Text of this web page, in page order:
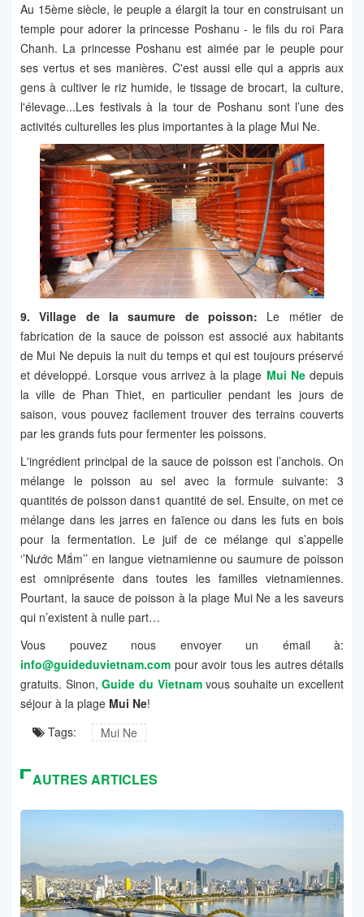
Au 15ème siècle, le peuple a élargit la tour en construisant un
temple pour adorer la princesse Poshanu - le fils du roi Para
Chanh. La princesse Poshanu est aimée par le peuple pour
ses vertus et ses manières. C'est aussi elle qui a appris aux
gens à cultiver le riz humide, le tissage de brocart, la culture,
l'élevage...Les festivals à la tour de Poshanu sont l’une des
activités culturelles les plus importantes à la plage Mui Ne.
9. Village de la saumure de poisson: Le métier de
fabrication de la sauce de poisson est associé aux habitants
de Mui Ne depuis la nuit du temps et qui est toujours préservé
et développé. Lorsque vous arrivez à la plage Mui Nedepuis
la ville de Phan Thiet, en particulier pendant les jours de
saison, vous pouvez facilement trouver des terrains couverts
par les grands futs pour fermenter les poissons.
L'ingrédient principal de la sauce de poisson est l’anchois. On
mélange le poisson au sel avec la formule suivante: 3
quantités de poisson dans1 quantité de sel. Ensuite, on met ce
mélange dans les jarres en faïence ou dans les futs en bois
pour la fermentation. Le juif de ce mélange qui s’appelle
‘’Nước Mắm’’ en langue vietnamienne ou saumure de poisson
est omniprésente dans toutes les familles vietnamiennes.
Pourtant, la sauce de poisson à la plage Mui Ne a les saveurs
qui n’existent à nulle part…
Vous pouvez nous envoyer un émail à:
info@guideduvietnam.com pour avoir tous les autres détails
gratuits. Sinon,Guide du Vietnamvous souhaite un excellent
séjour à la plage Mui Ne!
Tags:
Mui Ne
AUTRES ARTICLES